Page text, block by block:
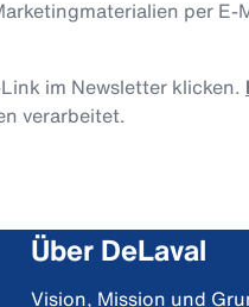
per
im Newsletter klicken.
verarbeitet.
Über DeLaval
Vision, Mission und